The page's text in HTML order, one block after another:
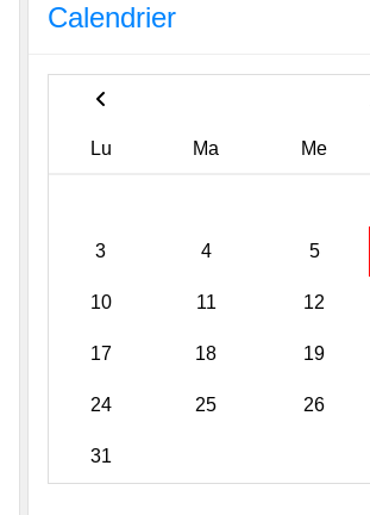
Calendrier
Lu Ma Me
3 4 5
10 11 12
17 18 19
24 25 26
31